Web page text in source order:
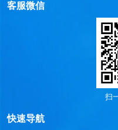
客服微信
扫
快速导航